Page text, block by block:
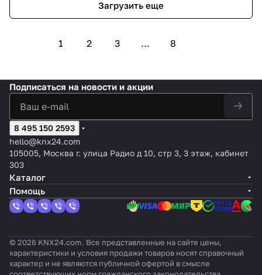
Загрузить еще
1 2 3 ... 8
Подписаться на новости и акции
8 495 150 2593
hello@knx24.com
105005, Москва г. улица Радио д 10, стр 3, 3 этаж, кабинет
303
Каталог
Помощь
© 2026 KNX24.com. Все представленные на сайте цены,
характеристики и условия продажи товаров носят справочный
характер и не являются публичной офертой в смысле